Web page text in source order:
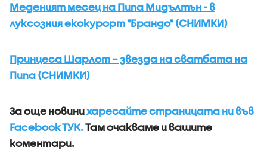
Меденият месец на Пипа Мидълтън - в
луксозния екокурорт "Брандо" (СНИМКИ)
Принцеса Шарлот – звезда на сватбата на
Пипа (СНИМКИ)
За още новинихаресайте страницата ни във
Facebook ТУК.Там очакваме и вашите
коментари.